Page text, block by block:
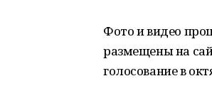
Фото и видео
размещены на
голосование в